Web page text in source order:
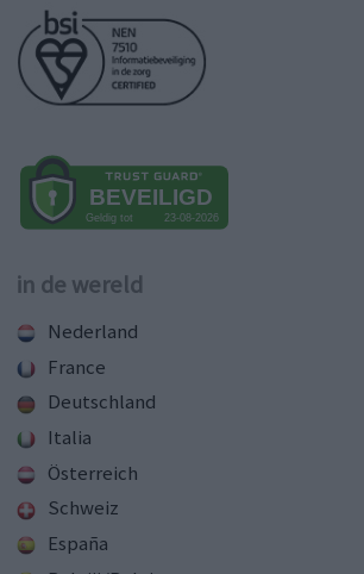
in de wereld
Nederland
France
Deutschland
Italia
Österreich
Schweiz
España